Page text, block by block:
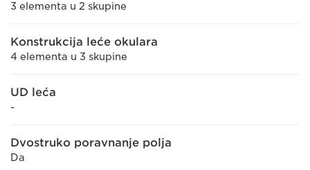
3 elementa u 2 skupine
Konstrukcija leće okulara
4 elementa u 3 skupine
UD leća
-
Dvostruko poravnanje polja
Da